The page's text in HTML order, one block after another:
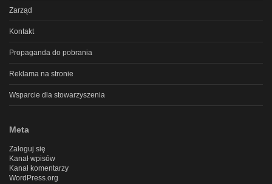
Zarząd
Kontakt
Propaganda do pobrania
Reklama na stronie
Wsparcie dla stowarzyszenia
Meta
Zaloguj się
Kanał wpisów
Kanał komentarzy
WordPress.org